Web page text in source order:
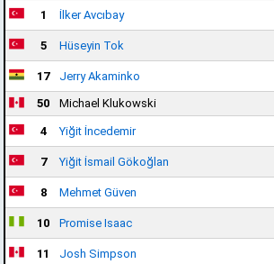
1 İlker Avcıbay
5 Hüseyin Tok
17
Jerry Akaminko
50
Michael Klukowski
4 Yiğit İncedemir
7 Yiğit İsmail Gökoğlan
8 Mehmet Güven
10 Promise Isaac
11
Josh Simpson